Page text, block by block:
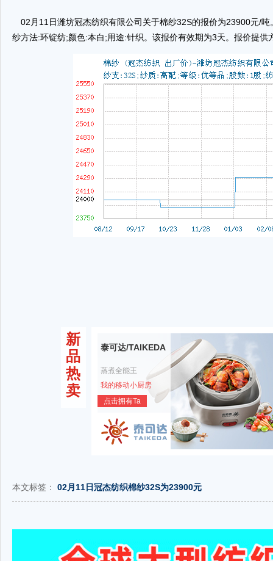
02月11日潍坊冠杰纺织有限公司关于棉纱32S的报价为23900元/
纱方法:环锭纺;颜色:本白;用途:针织。该报价有效期为3天。报价提供
新
品
热
卖
泰可达/TAIKEDA
蒸煮全能王
我的移动小厨房
点击拥有Ta
本文标签： 02月11日冠杰纺织棉纱32S为23900元